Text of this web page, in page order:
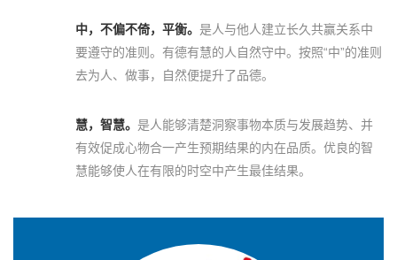
中，不偏不倚，平衡。 是人与他人建立长久共赢关系中
要遵守的准则。有德有慧的人自然守中。按照“中”的准则
去为人、做事，自然便提升了品德。
慧，智慧。 是人能够清楚洞察事物本质与发展趋势、并
有效促成心物合一产生预期结果的内在品质。优良的智
慧能够使人在有限的时空中产生最佳结果。